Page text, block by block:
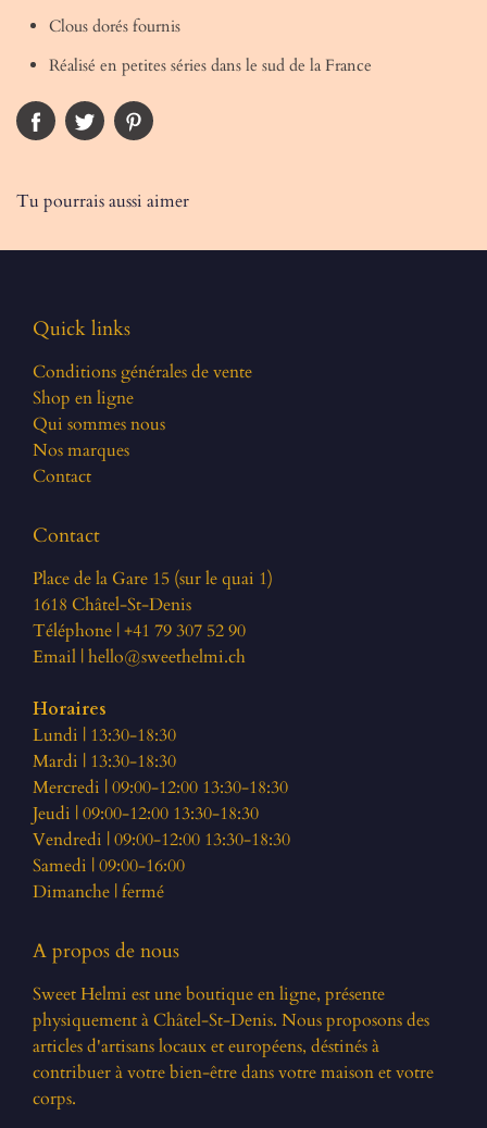
Clous dorés fournis
Réalisé en petites séries dans le sud de la France
Tu pourrais aussi aimer
Quick links
Conditions générales de vente
Shop en ligne
Qui sommes nous
Nos marques
Contact
Contact
Place de la Gare 15 (sur le quai 1)
1618 Châtel-St-Denis
Téléphone | +41 79 307 52 90
Email |hello@sweethelmi.ch
Horaires
Lundi | 13:30-18:30
Mardi | 13:30-18:30
Mercredi | 09:00-12:00 13:30-18:30
Jeudi | 09:00-12:00 13:30-18:30
Vendredi | 09:00-12:00 13:30-18:30
Samedi | 09:00-16:00
Dimanche | fermé
A propos de nous
Sweet Helmi est une boutique en ligne, présente
physiquement à Châtel-St-Denis. Nous proposons des
articles d'artisans locaux et européens, déstinés à
contribuer à votre bien-être dans votre maison et votre
corps.